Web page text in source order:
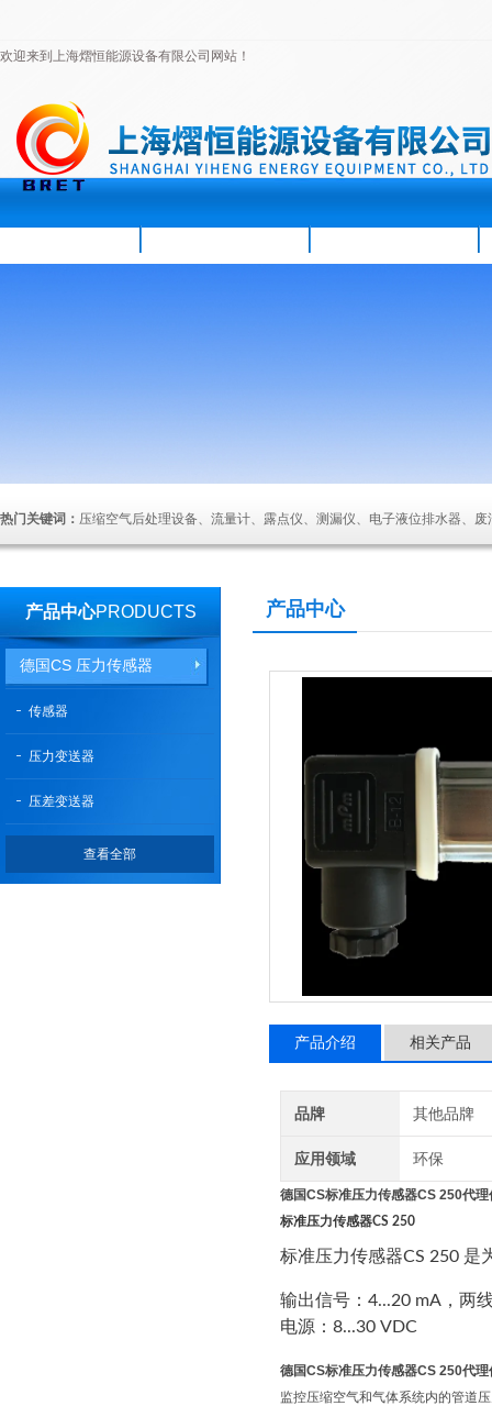
欢迎来到上海熠恒能源设备有限公司网站！
热门关键词： 压缩空气后处理设备、流量计、露点仪、测漏仪、电子液位排水器、
产品中心PRODUCTS
德国CS 压力传感器
传感器
压力变送器
压差变送器
查看全部
产品中心
产品介绍 相关产品
品牌 其他品牌
应用领域 环保
德国CS标准压力传感器CS 250代理
标准压力传感器CS 250
标准压力传感器CS 250 是
输出信号：4...20 mA，两
电源：8...30 VDC
德国CS标准压力传感器CS 250代理
监控压缩空气和气体系统内的管道